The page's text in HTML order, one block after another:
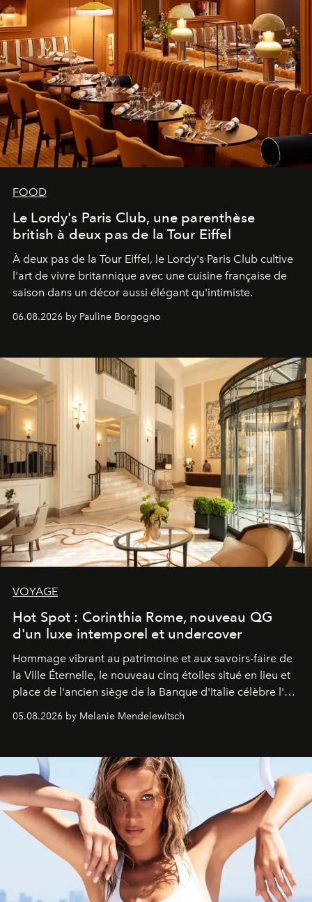
FOOD
Le Lordy's Paris Club, une parenthèse
british à deux pas de la Tour Eiffel
À deux pas de la Tour Eiffel, le Lordy's Paris Club cultive
l'art de vivre britannique avec une cuisine française de
saison dans un décor aussi élégant qu'intimiste.
06.08.2026 by Pauline Borgogno
VOYAGE
Hot Spot : Corinthia Rome, nouveau QG
d'un luxe intemporel et undercover
Hommage vibrant au patrimoine et aux savoirs-faire de
la Ville Éternelle, le nouveau cinq étoiles situé en lieu et
place de l'ancien siège de la Banque d'Italie célèbre l'art
de vivre Romain dans toute son élégance intemporelle.
05.08.2026 by Melanie Mendelewitsch